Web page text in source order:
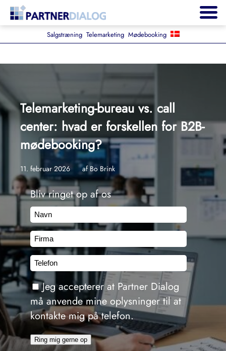
Salgstræning Telemarketing Mødebooking
Telemarketing-bureau vs. call
center: hvad er forskellen for B2B-
mødebooking?
11. februar 2026 af Bo Brink
Bliv ringet op af os
Navn
Firma
Telefon
Consent
Jeg accepterer at Partner Dialog
må anvende mine oplysninger til at
kontakte mig på telefon.
Ring mig gerne op